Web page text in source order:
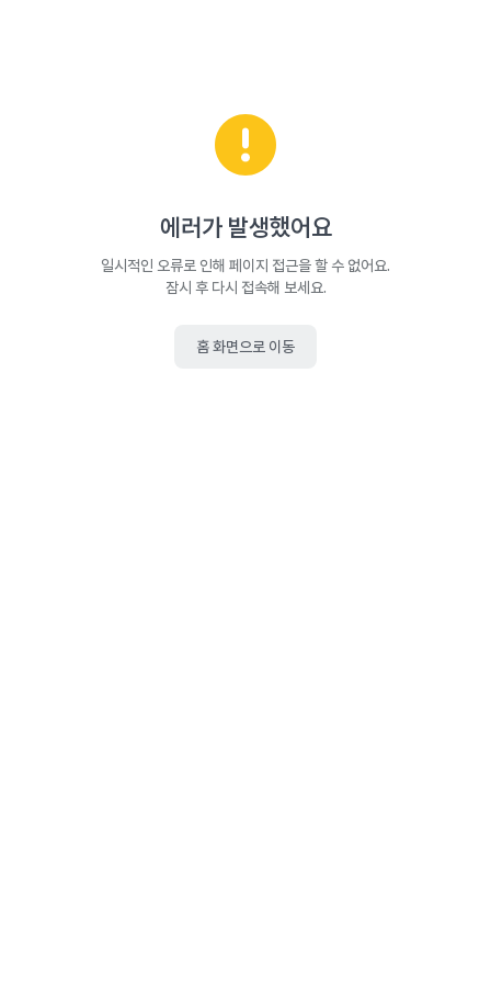
에러가 발생했어요
일시적인 오류로 인해 페이지 접근을 할 수 없어요.
잠시 후 다시 접속해 보세요.
홈 화면으로 이동